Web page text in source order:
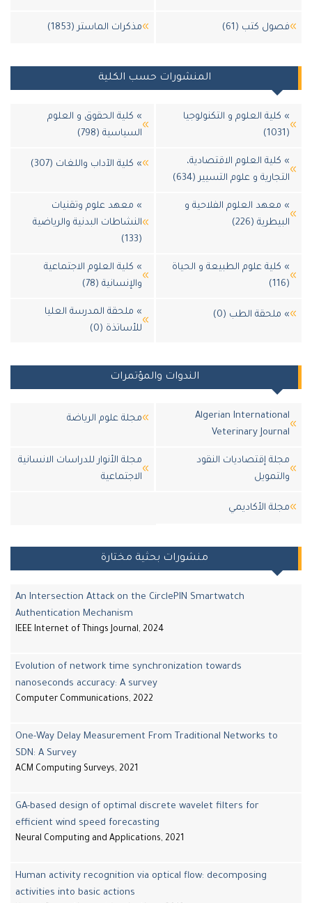
كتب (61) مذكرات الماستر (1853)
المنشورات حسب الكلية
العلوم و التكنولوجيا
» كلية الحقوق و العلوم
السياسية (798)
العلوم الاقتصادية،
و علوم التسيير (634)
» كلية الآداب واللغات (307)
العلوم الفلاحية و
(226)
» معهد علوم وتقنيات
النشاطات البدنية والرياضية
علوم الطبيعة و الحياة
» كلية العلوم الاجتماعية
والإنسانية (78)
الطب (0)
» ملحقة المدرسة العليا
للأساتذة (0)
الندوات والمؤتمرات
Algerian
Veterinary
مجلة علوم الرياضة
إقتصاديات النقود
مجلة الأنوار للدراسات الانسانية
الاجتماعية
اﻷكاديمي
منشورات بحثية مختارة
An Intersection Attack on the CirclePIN Smartwatch
Authentication Mechanism
IEEE Internet of Things Journal, 2024
Evolution of network time synchronization towards
nanoseconds accuracy: A survey
Computer Communications, 2022
One-Way Delay Measurement From Traditional Networks to
SDN: A Survey
ACM Computing Surveys, 2021
GA-based design of optimal discrete wavelet filters for
efficient wind speed forecasting
Neural Computing and Applications, 2021
Human activity recognition via optical flow: decomposing
activities into basic actions